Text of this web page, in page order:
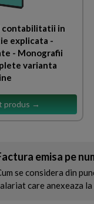
contabilitatii in
explicata -
- Monografii
varianta
produs →
emisa pe
se considera din
care anexeaza